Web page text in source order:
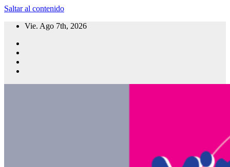
Saltar al contenido
Vie. Ago 7th, 2026